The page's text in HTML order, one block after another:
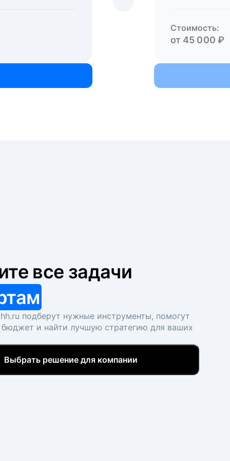
Стоимость:
от 45 000 ₽
все задачи
подберут нужные инструменты, помогут
бюджет и найти лучшую стратегию для ваших
Выбрать решение для компании